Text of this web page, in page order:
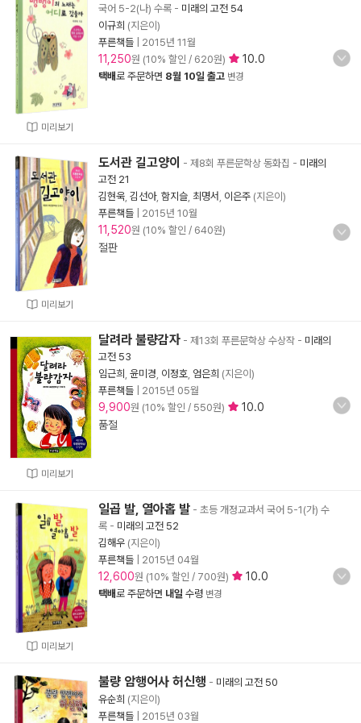
미리보기
국어 5-2(나) 수록 - 미래의 고전 54
이규희 (지은이)
푸른책들
2015년 11월
11,250원 (10% 할인 / 620원) 10.0
택배로 주문하면 8월 10일 출고 변경
미리보기
도서관 길고양이 - 제8회 푸른문학상 동화집 - 미래의
고전 21
김현욱 김선아, 함지슬 최명서 이은주 (지은이)
푸른책들
2015년 10월
11,520원 (10% 할인 / 640원)
절판
미리보기
달려라 불량감자 - 제13회 푸른문학상 수상작 - 미래의
고전 53
임근희 윤미경 이정호 엄은희 (지은이)
푸른책들
2015년 05월
9,900원 (10% 할인 / 550원)
10.0
품절
미리보기
일곱 발, 열아홉 발 - 초등 개정교과서 국어 5-1(가) 수
록 - 미래의 고전 52
김해우 (지은이)
푸른책들
2015년 04월
12,600원 (10% 할인 / 700원) 10.0
택배로 주문하면 내일 수령 변경
불량 암행어사 허신행 - 미래의 고전 50
유순희 (지은이)
푸른책들
2015년 03월